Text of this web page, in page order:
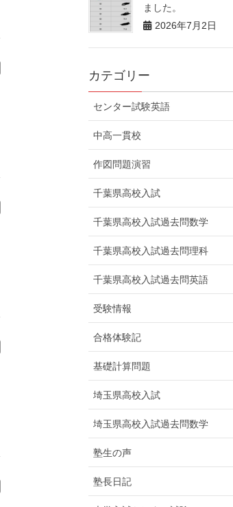
ました。
2026年7月2日
カテゴリー
センター試験英語
中高一貫校
作図問題演習
千葉県高校入試
千葉県高校入試過去問数学
千葉県高校入試過去問理科
千葉県高校入試過去問英語
受験情報
合格体験記
基礎計算問題
埼玉県高校入試
埼玉県高校入試過去問数学
塾生の声
塾長日記